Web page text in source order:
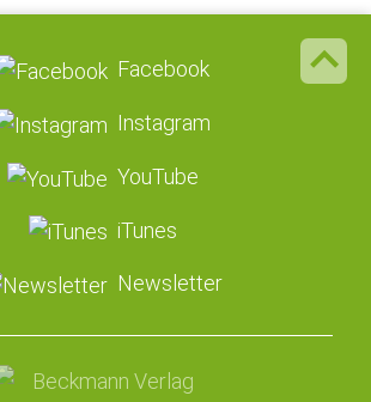
Facebook
Instagram
YouTube
iTunes
Newsletter